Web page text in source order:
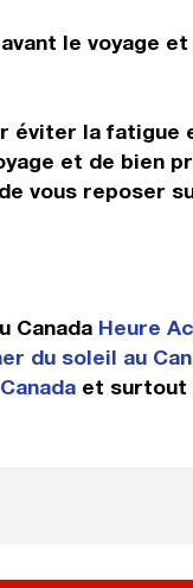
le voyage
éviter la fatigue
et de bien
vous reposer
Canada Heure
du soleil au
et surtout